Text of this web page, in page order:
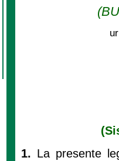
1. La presente